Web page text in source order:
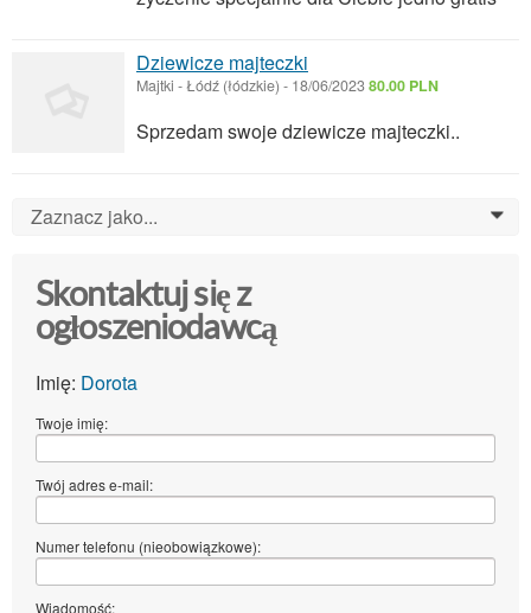
Dziewicze majteczki
Majtki -Łódź (łódzkie) - 18/06/202380.00 PLN
Sprzedam swoje dziewicze majteczki..
Zaznacz jako... 0
Skontaktuj się z
ogłoszeniodawcą
Imię: Dorota
Twoje imię:
Twój adres e-mail:
Numer telefonu (nieobowiązkowe):
Wiadomość: